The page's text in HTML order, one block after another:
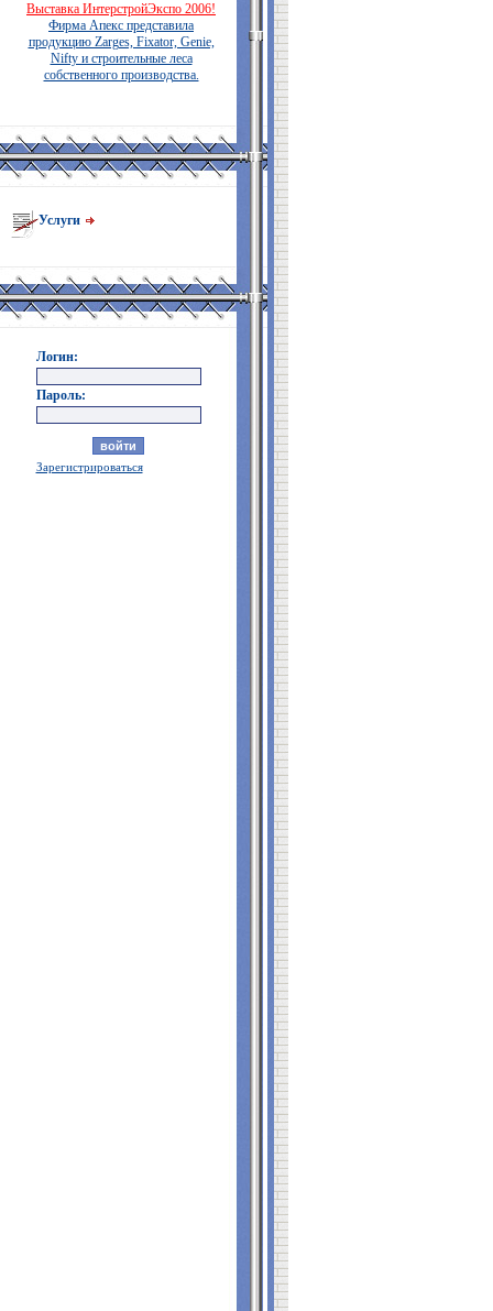
Выставка ИнтерстройЭкспо 2006!
Фирма Апекс представила
продукцию Zarges, Fixator, Genie,
Nifty и строительные леса
собственного производства.
Услуги
Логин:
Пароль:
Зарегистрироваться